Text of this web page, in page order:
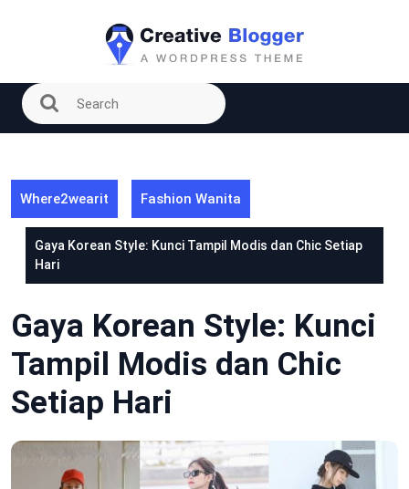
Where2wearit Fashion Wanita
Gaya Korean Style: Kunci Tampil Modis dan Chic Setiap
Hari
Gaya Korean Style: Kunci
Tampil Modis dan Chic
Setiap Hari